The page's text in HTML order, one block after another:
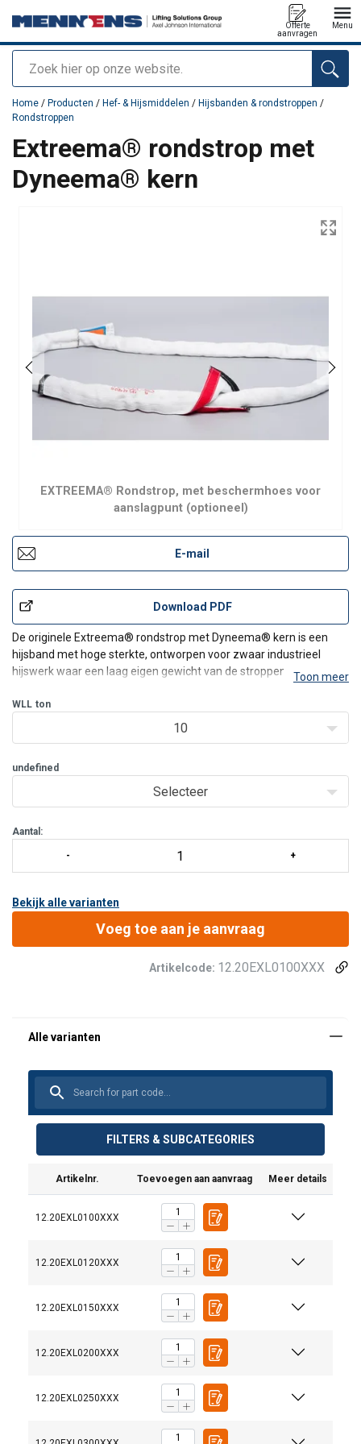
Zoeken
Offerte
aanvragen
Menu
toegevoegd aan uw offerte
Home / Producten / Hef- & Hijsmiddelen / Hijsbanden & rondstroppen /
Rondstroppen
Extreema® rondstrop met
Dyneema® kern
EXTREEMA® Rondstrop, met beschermhoes voor
aanslagpunt (optioneel)
E-mail
Download PDF
De originele Extreema® rondstrop met Dyneema® kern is een
hijsband met hoge sterkte, ontworpen voor zwaar industrieel
hijswerk waar een laag eigen gewicht van de stroppen en
vezels, zorgt het voor een consistente lastverdeling en betrou
Toon meer
WLL ton
10
undefined
Selecteer
Aantal:
Bekijk alle varianten
Voeg toe aan je aanvraag
Artikelcode: 12.20EXL0100XXX
FILTERS & SUBCATEGORIES
Artikelnr. Toevoegen aan aanvraag Meer details
12.20EXL0100XXX
12.20EXL0120XXX
12.20EXL0150XXX
12.20EXL0200XXX
12.20EXL0250XXX